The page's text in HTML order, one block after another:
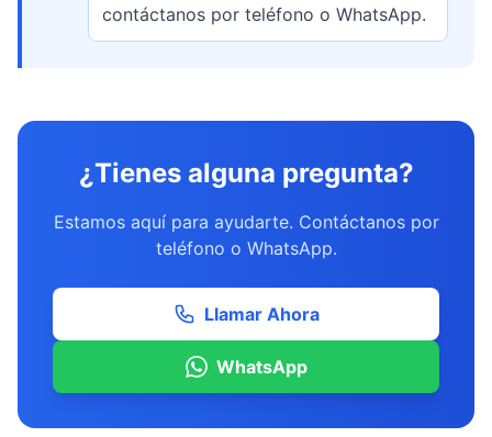
contáctanos por teléfono o WhatsApp.
¿Tienes alguna pregunta?
Estamos aquí para ayudarte. Contáctanos por
teléfono o WhatsApp.
Llamar Ahora
WhatsApp